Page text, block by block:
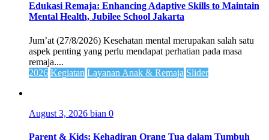
Edukasi Remaja: Enhancing Adaptive Skills to Maintain
Mental Health, Jubilee School Jakarta
Jum’at (27/8/2026) Kesehatan mental merupakan salah satu
aspek penting yang perlu mendapat perhatian pada masa
remaja....
2026 Kegiatan Layanan Anak & Remaja Slider
August 3, 2026 bian 0
Parent & Kids: Kehadiran Orang Tua dalam Tumbuh